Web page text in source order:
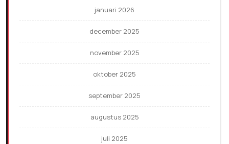
januari 2026
december 2025
november 2025
oktober 2025
september 2025
augustus 2025
juli 2025